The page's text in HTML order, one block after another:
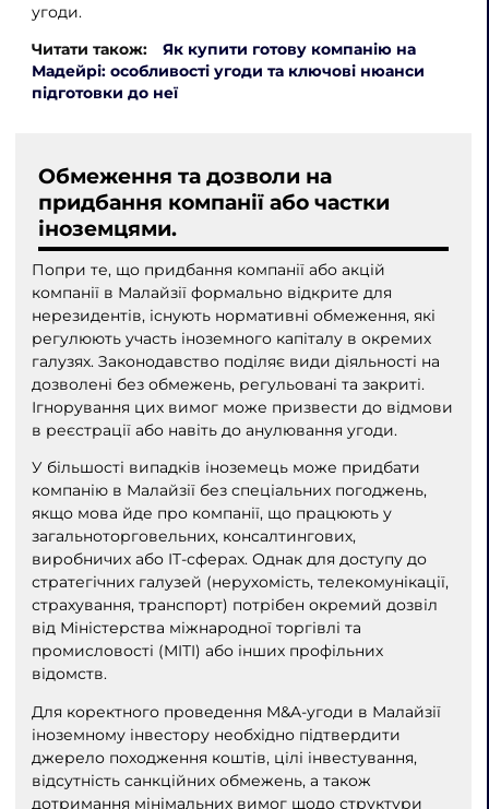
угоди.
Читати також:
Як купити готову компанію на
Мадейрі: особливості угоди та ключові нюанси
підготовки до неї
Обмеження та дозволи на
придбання компанії або частки
іноземцями.
Попри те, що придбання компанії або акцій
компанії в Малайзії формально відкрите для
нерезидентів, існують нормативні обмеження, які
регулюють участь іноземного капіталу в окремих
галузях. Законодавство поділяє види діяльності на
дозволені без обмежень, регульовані та закриті.
Ігнорування цих вимог може призвести до відмови
в реєстрації або навіть до анулювання угоди.
У більшості випадків іноземець може придбати
компанію в Малайзії без спеціальних погоджень,
якщо мова йде про компанії, що працюють у
загальноторговельних, консалтингових,
виробничих або IT-сферах. Однак для доступу до
стратегічних галузей (нерухомість, телекомунікації,
страхування, транспорт) потрібен окремий дозвіл
від Міністерства міжнародної торгівлі та
промисловості (MITI) або інших профільних
відомств.
Для коректного проведення M&A-угоди в Малайзії
іноземному інвестору необхідно підтвердити
джерело походження коштів, цілі інвестування,
відсутність санкційних обмежень, а також
дотримання мінімальних вимог щодо структури